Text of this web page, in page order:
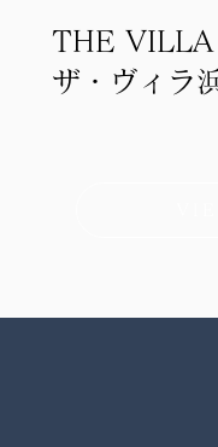
THE
ザ・ヴィラ